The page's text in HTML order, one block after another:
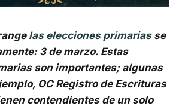
las elecciones primariasse
3 de marzo. Estas
son importantes; algunas
OC Registro de Escrituras
contendientes de un solo